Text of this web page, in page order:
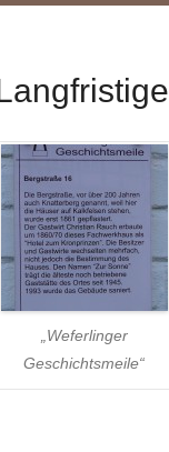
„Weferlinger
Geschichtsmeile“